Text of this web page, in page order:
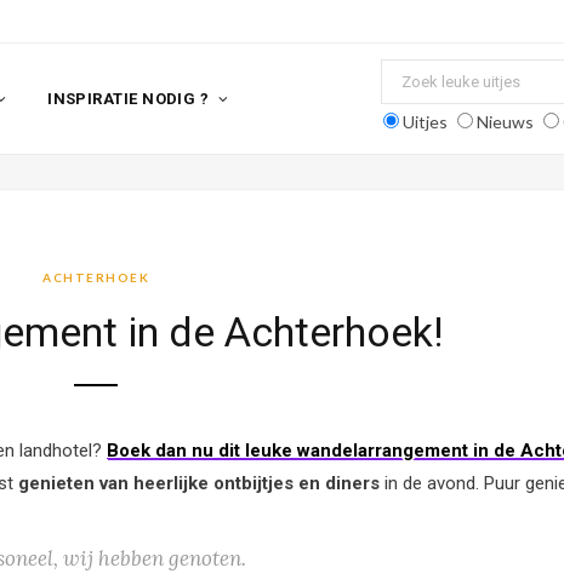
INSPIRATIE NODIG ?
Uitjes Nieuws
ACHTERHOEK
in de Achterhoek!
landhotel? Boek dan nu dit leuke wandelarrangement in de
genieten van heerlijke ontbijtjes en diners in de avond. Puur
wij hebben genoten.